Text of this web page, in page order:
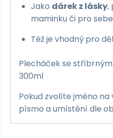
Jako dárek z lásky,
maminku či pro
Též je vhodný pro
Plecháček se
300ml
Pokud zvolíte jméno
písmo a umístění dle